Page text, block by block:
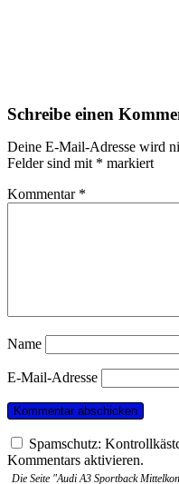
Schreibe einen
Deine E-Mail-Adresse wird
Felder sind mit * markiert
Kommentar *
Name
E-Mail-Adresse
Spamschutz:
Kommentars aktivieren.
Die Seite "Audi A3 Sportback